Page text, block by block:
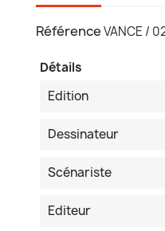
RéférenceVANCE /
Détails
Edition
Dessinateur
Scénariste
Editeur